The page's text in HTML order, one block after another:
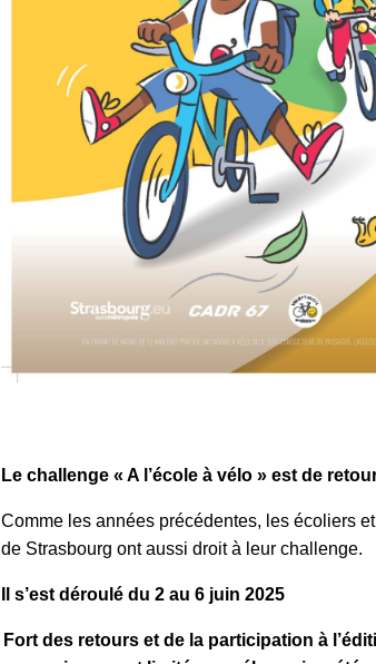
Le challenge « A l’école à vélo » est de
Comme les années précédentes, les écoliers
de Strasbourg ont aussi droit à leur challenge.
Il s’est déroulé du 2 au 6 juin 2025
Fort des retours et de la participation à